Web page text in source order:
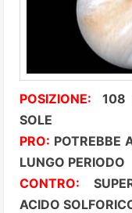
POSIZIONE:
108
SOLE
PRO: POTREBBE
LUNGO PERIODO
CONTRO:
ACIDO